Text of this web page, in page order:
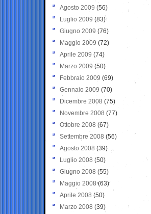
Agosto 2009 (56)
Luglio 2009 (83)
Giugno 2009 (76)
Maggio 2009 (72)
Aprile 2009 (74)
Marzo 2009 (50)
Febbraio 2009 (69)
Gennaio 2009 (70)
Dicembre 2008 (75)
Novembre 2008 (77)
Ottobre 2008 (67)
Settembre 2008 (56)
Agosto 2008 (39)
Luglio 2008 (50)
Giugno 2008 (55)
Maggio 2008(63)
Aprile 2008 (50)
Marzo 2008 (39)